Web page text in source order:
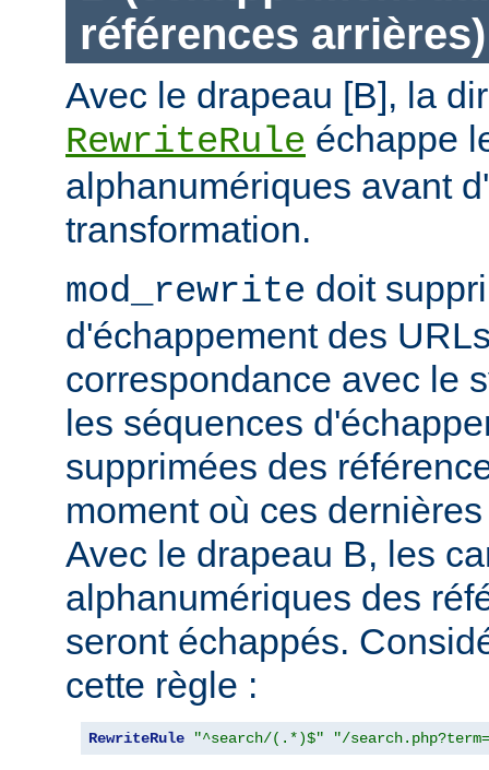
références arrières)
Avec le drapeau [B], la
RewriteRule échappe
alphanumériques avant
transformation.
mod_rewrite doit
d'échappement des
correspondance avec le
les séquences
supprimées des
moment où ces
Avec le drapeau B, les
alphanumériques des
seront échappés.
cette règle :
RewriteRule "^search/(.*)$" "/